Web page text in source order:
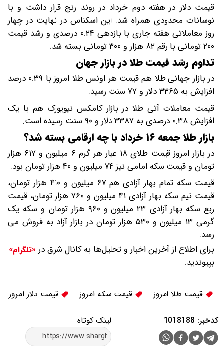
قیمت دلار در هفته دوم خرداد در روند رنج قرار داشت و با
نوسانات محدودی همراه شد. این اسکناس در نهایت در چهار
روز معاملاتی هفته جاری با بازدهی ۰.۲۴ درصدی و رشد قیمت
۲۰۰ تومانی با رقم ۸۲ هزار و ۳۰۰ تومانی بسته شد.
تداوم رشد قیمت طلا در بازار جهان
در بازار جهانی طلا هم قیمت هر اونس طلا امروز با ۰.۳۹ درصد
افزایش به ۳۳۶۵ دلار و ۷۷ سنت رسید.
قیمت معاملات آتی طلا در بازار کامکس نیویورک هم با یک
افزایش ۰.۳۸ درصدی به ۳۳۸۷ دلار و ۹۰ سنت رسیده است.
بازار طلا جمعه ۱۶ خرداد با چه ارقامی بسته شد؟
در بازار امروز قیمت طلای ۱۸ عیار هر گرم ۶ میلیون و ۶۱۷ هزار
تومان و قیمت سکه امامی نیز ۷۴ میلیون و ۴۰ هزار تومان بود.
قیمت سکه تمام بهار آزادی هم ۶۷ میلیون و ۴۱۰ هزار تومان،
قیمت نیم‌ سکه بهار آزادی ۴۱ میلیون و ۷۶۰ هزار تومان، قیمت
ربع‌ سکه بهار آزادی ۲۳ میلیون و ۹۶۰ هزار تومان و سکه یک‌
گرمی ۱۳ میلیون و ۵۳۰ هزار تومان در بازار آزاد به فروش می‌
رسد.
برای اطلاع از آخرین اخبار و تحلیل‌ها به کانال شرق در «تلگرام»
بپیوندید.
قیمت طلا امروز قیمت سکه امروز قیمت دلار امروز
لینک کوتاه کدخبر: 1018188